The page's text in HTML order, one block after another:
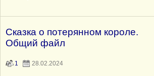
Сказка о потерянном короле.
Общий файл
1 28.02.2024